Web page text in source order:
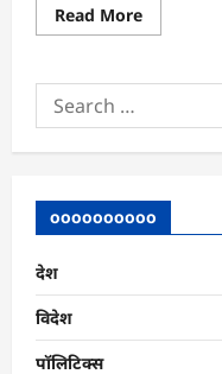
Read MoreRead
more
4
AI
Meta
में
बड़ी
Search
for:
oooooooooo
देश
विदेश
पॉलिटिक्स